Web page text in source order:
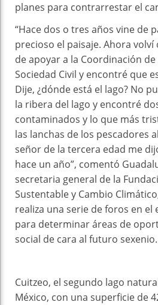
planes para contrarrestar el
“Hace dos o tres años vine de
precioso el paisaje. Ahora
de apoyar a la Coordinación
Sociedad Civil y encontré que
Dije, ¿dónde está el lago? No
la ribera del lago y encontré
contaminados y lo que más
las lanchas de los pescadores
señor de la tercera edad me
hace un año”, comentó
secretaria general de la
Sustentable y Cambio
realiza una serie de foros en el
para determinar áreas de
social de cara al futuro sexenio.
Cuitzeo, el segundo lago
México, con una superficie de